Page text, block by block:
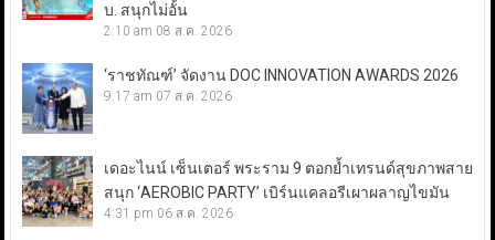
บ. สนุกไม่อั้น
2:10 am 08 ส.ค. 2026
‘ราชทัณฑ์’ จัดงาน DOC INNOVATION AWARDS 2026
9:17 am 07 ส.ค. 2026
เดอะไนน์ เซ็นเตอร์ พระราม 9 ตอกย้ำเทรนด์สุขภาพสาย
สนุก ‘AEROBIC PARTY’ เบิร์นแคลอรีเผาผลาญไขมัน
4:31 pm 06 ส.ค. 2026